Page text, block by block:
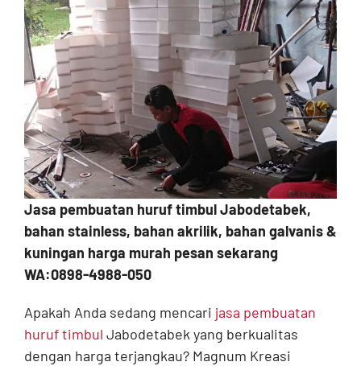
Contact
Jasa pembuatan huruf timbul Jabodetabek,
bahan stainless, bahan akrilik, bahan galvanis &
kuningan harga murah pesan sekarang
WA:0898-4988-050
Apakah Anda sedang mencari jasa pembuatan
huruf timbul Jabodetabek yang berkualitas
dengan harga terjangkau? Magnum Kreasi